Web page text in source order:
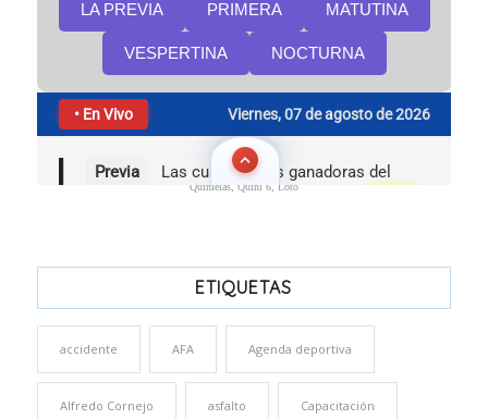
Quinielas, Quini 6, Loto
ETIQUETAS
accidente AFA Agenda deportiva
Alfredo Cornejo asfalto Capacitación